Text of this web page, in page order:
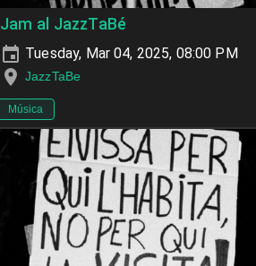
Jam al JazzTaBé
Tuesday, Mar 04, 2025, 08:00 PM
JazzTaBe
Música